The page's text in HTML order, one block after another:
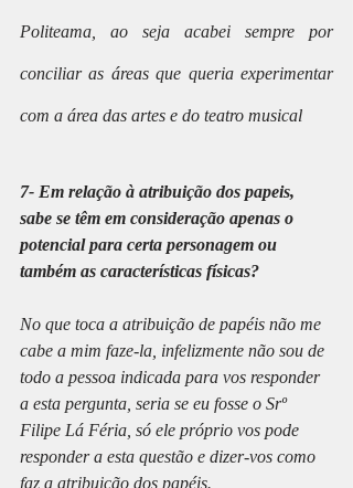
Politeama, ao seja acabei sempre por
conciliar as áreas que queria experimentar
com a área das artes e do teatro musical
7- Em relação à atribuição dos papeis,
sabe se têm em consideração apenas o
potencial para certa personagem ou
também as características físicas?
No que toca a atribuição de papéis não me
cabe a mim faze-la, infelizmente não sou de
todo a pessoa indicada para vos responder
a esta pergunta, seria se eu fosse o Srº
Filipe Lá Féria, só ele próprio vos pode
responder a esta questão e dizer-vos como
faz a atribuição dos papéis.